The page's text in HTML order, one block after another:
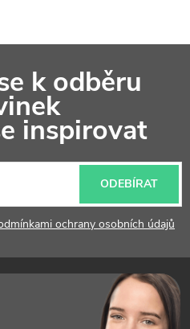
k odběru
inspirovat
ochrany osobních údajů
ODEBÍRAT